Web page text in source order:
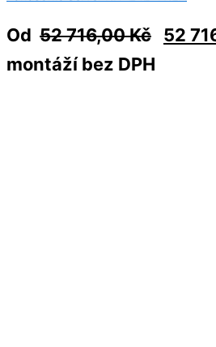
Od 52 716,00Kč 52
montáží bez DPH